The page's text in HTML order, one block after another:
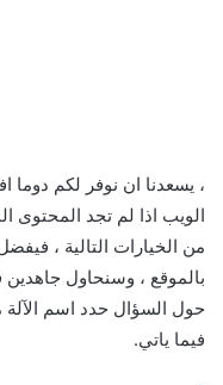
، يسعدنا ان نوفر لكم دوما
الويب اذا لم تجد المحتوى
من الخيارات التالية ،
بالموقع ، وسنحاول
حول السؤال حدد اسم الآلة
فيما ياتي.